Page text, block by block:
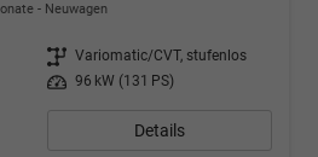
Neuwagen
Getriebe Variomatic/CVT, stufenlos
Leistung 96 kW (131 PS)
Details